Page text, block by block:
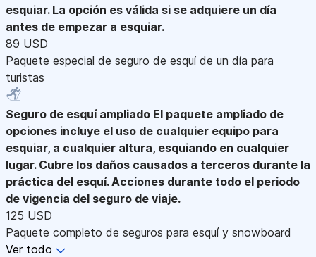
esquiar. La opción es válida si se adquiere un día
antes de empezar a esquiar.
89 USD
Paquete especial de seguro de esquí de un día para
turistas
Seguro de esquí ampliado El paquete ampliado de
opciones incluye el uso de cualquier equipo para
esquiar, a cualquier altura, esquiando en cualquier
lugar. Cubre los daños causados a terceros durante la
práctica del esquí. Acciones durante todo el periodo
de vigencia del seguro de viaje.
125 USD
Paquete completo de seguros para esquí y snowboard
Ver todo